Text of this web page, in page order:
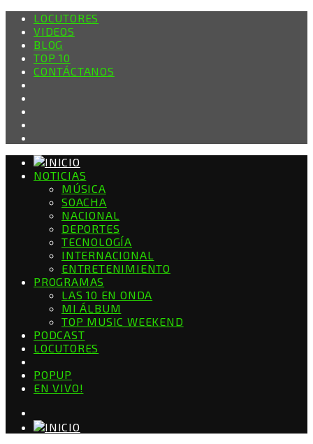
LOCUTORES
VIDEOS
BLOG
TOP 10
CONTÁCTANOS
NOTICIAS
MÚSICA
SOACHA
NACIONAL
DEPORTES
TECNOLOGÍA
INTERNACIONAL
ENTRETENIMIENTO
PROGRAMAS
LAS 10 EN ONDA
MI ÁLBUM
TOP MUSIC WEEKEND
PODCAST
LOCUTORES
POPUP
EN VIVO!